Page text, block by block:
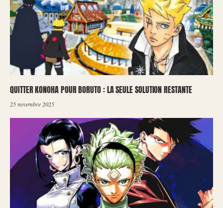
QUITTER KONOHA POUR BORUTO : LA SEULE SOLUTION RESTANTE
25 novembre 2025